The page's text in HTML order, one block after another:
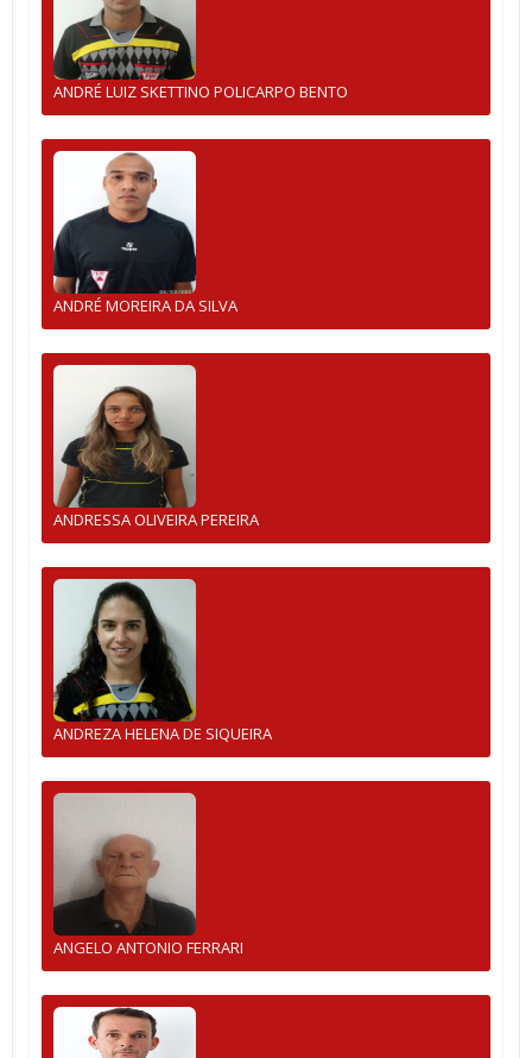
ANDRÉ LUIZ SKETTINO POLICARPO BENTO
ANDRÉ MOREIRA DA SILVA
ANDRESSA OLIVEIRA PEREIRA
ANDREZA HELENA DE SIQUEIRA
ANGELO ANTONIO FERRARI